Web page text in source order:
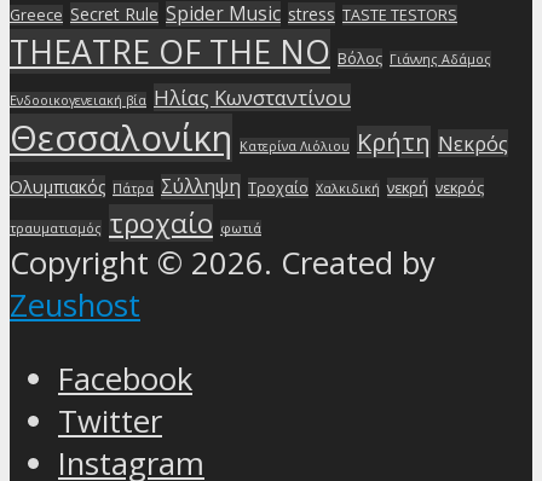
Greece Secret Rule Spider Music stress TASTE TESTORS
THEATRE OF THE NO Βόλος Γιάννης Αδάμος
Ενδοοικογενειακή βία Ηλίας Κωνσταντίνου
Θεσσαλονίκη Κατερίνα Λιόλιου Κρήτη Νεκρός
Ολυμπιακός Πάτρα Σύλληψη Τροχαίο Χαλκιδική νεκρή νεκρός
τραυματισμός τροχαίο φωτιά
Copyright © 2026. Created by
Zeushost
Facebook
Twitter
Instagram